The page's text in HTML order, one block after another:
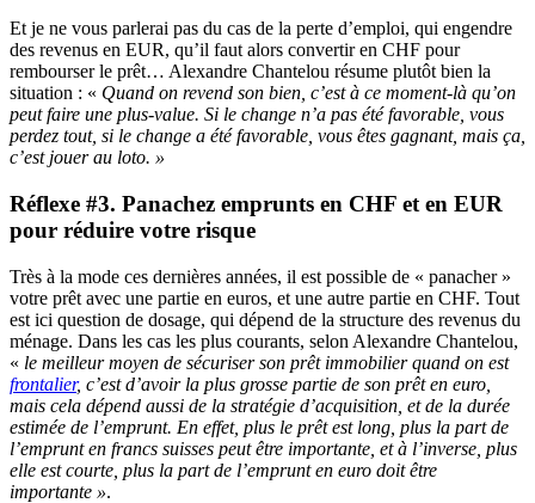
Et je ne vous parlerai pas du cas de la perte d’emploi, qui engendre
des revenus en EUR, qu’il faut alors convertir en CHF pour
rembourser le prêt… Alexandre Chantelou résume plutôt bien la
situation : « Quand on revend son bien, c’est à ce moment-là qu’on
peut faire une plus-value. Si le change n’a pas été favorable, vous
perdez tout, si le change a été favorable, vous êtes gagnant, mais ça,
c’est jouer au loto. »
Réflexe #3. Panachez emprunts en CHF et en EUR
pour réduire votre risque
Très à la mode ces dernières années, il est possible de « panacher »
votre prêt avec une partie en euros, et une autre partie en CHF. Tout
est ici question de dosage, qui dépend de la structure des revenus du
ménage. Dans les cas les plus courants, selon Alexandre Chantelou,
« le meilleur moyen de sécuriser son prêt immobilier quand on est
frontalier, c’est d’avoir la plus grosse partie de son prêt en euro,
mais cela dépend aussi de la stratégie d’acquisition, et de la durée
estimée de l’emprunt. En effet, plus le prêt est long, plus la part de
l’emprunt en francs suisses peut être importante, et à l’inverse, plus
elle est courte, plus la part de l’emprunt en euro doit être
importante ».